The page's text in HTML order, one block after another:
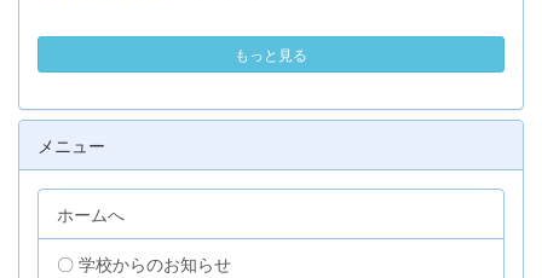
もっと見る
メニュー
ホームへ
〇 学校からのお知らせ